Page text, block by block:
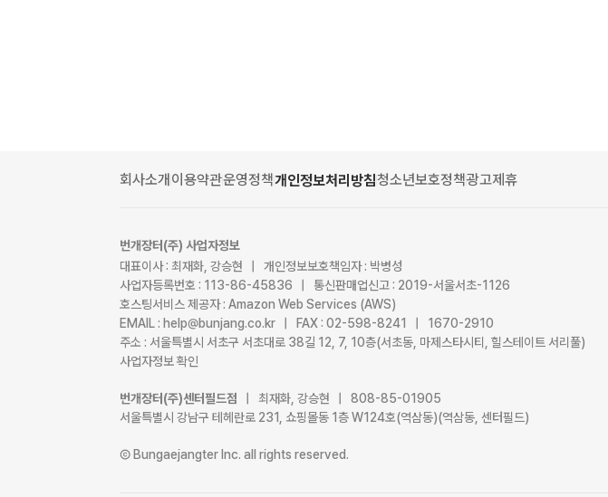
회사소개이용약관운영정책개인정보처리방침청소년보호정책광고제휴
번개장터(주) 사업자정보
대표이사 : 최재화, 강승현 | 개인정보보호책임자 : 박병성
사업자등록번호 : 113-86-45836 | 통신판매업신고 : 2019-서울서초-1126
호스팅서비스 제공자 : Amazon Web Services (AWS)
EMAIL : help@bunjang.co.kr | FAX : 02-598-8241 | 1670-2910
주소 : 서울특별시 서초구 서초대로 38길 12, 7, 10층(서초동, 마제스타시티, 힐스테이트 서리풀)
사업자정보 확인
번개장터(주)센터필드점
| 최재화, 강승현 | 808-85-01905
서울특별시 강남구 테헤란로 231, 쇼핑몰동 1층 W124호(역삼동)(역삼동, 센터필드)
Ⓒ Bungaejangter Inc. all rights reserved.